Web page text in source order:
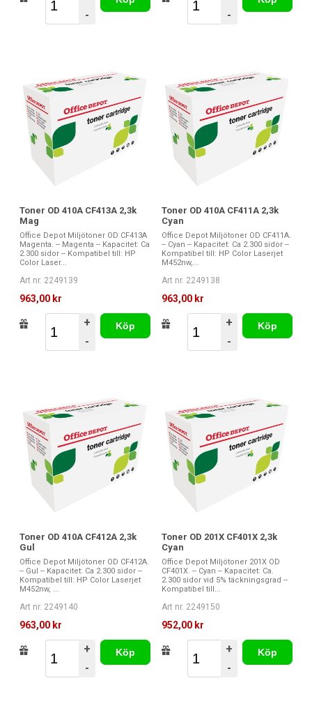
-
-
Toner OD 410A CF413A 2,3k
Mag
Office Depot Miljötoner OD CF413A
Magenta. -- Magenta -- Kapacitet: Ca
2.300 sidor -- Kompatibel till: HP
Color Laser...
Art nr. 2249139
963,00 kr
+
-
Köp
Toner OD 410A CF411A 2,3k
Cyan
Office Depot Miljötoner OD CF411A.
-- Cyan -- Kapacitet: Ca 2.300 sidor --
Kompatibel till: HP Color Laserjet
M452nw,...
Art nr. 2249138
963,00 kr
+
-
Köp
Toner OD 410A CF412A 2,3k
Gul
Office Depot Miljötoner OD CF412A.
-- Gul -- Kapacitet: Ca 2.300 sidor --
Kompatibel till: HP Color Laserjet
M452nw, ...
Art nr. 2249140
963,00 kr
+
-
Köp
Toner OD 201X CF401X 2,3k
Cyan
Office Depot Miljötoner 201X OD
CF401X. -- Cyan -- Kapacitet: Ca.
2.300 sidor vid 5% täckningsgrad --
Kompatibel till...
Art nr. 2249150
952,00 kr
+
-
Köp